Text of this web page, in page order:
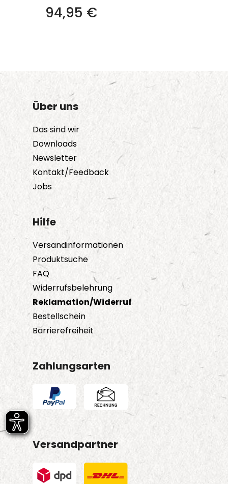
94,95 €
Über uns
Das sind wir
Downloads
Newsletter
Kontakt/Feedback
Jobs
Hilfe
Versandinformationen
Produktsuche
FAQ
Widerrufsbelehrung
Reklamation/Widerruf
Bestellschein
Barrierefreiheit
Zahlungsarten
Versandpartner